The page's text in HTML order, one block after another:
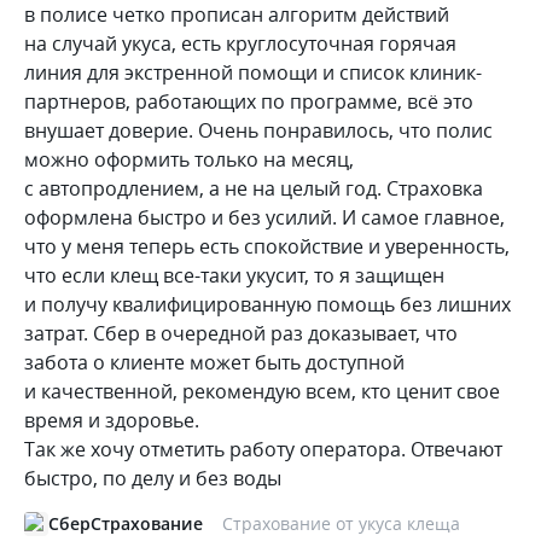
в полисе четко прописан алгоритм действий
на случай укуса, есть круглосуточная горячая
линия для экстренной помощи и список клиник-
партнеров, работающих по программе, всё это
внушает доверие. Очень понравилось, что полис
можно оформить только на месяц,
с автопродлением, а не на целый год. Страховка
оформлена быстро и без усилий. И самое главное,
что у меня теперь есть спокойствие и уверенность,
что если клещ все-таки укусит, то я защищен
и получу квалифицированную помощь без лишних
затрат. Сбер в очередной раз доказывает, что
забота о клиенте может быть доступной
и качественной, рекомендую всем, кто ценит свое
время и здоровье.
Так же хочу отметить работу оператора. Отвечают
быстро, по делу и без воды
СберСтрахование Страхование от укуса клеща